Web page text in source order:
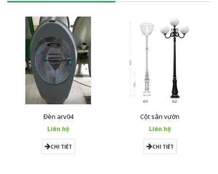
Đèn arv04
Liên hệ
CHI TIẾT
Cột sân vườn
Liên hệ
CHI TIẾT